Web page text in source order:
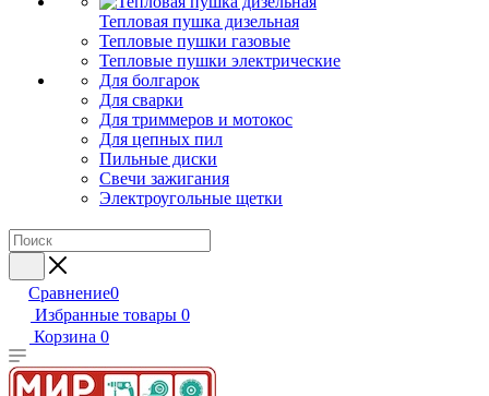
Тепловая пушка дизельная
Тепловые пушки газовые
Тепловые пушки электрические
Для болгарок
Для сварки
Для триммеров и мотокос
Для цепных пил
Пильные диски
Свечи зажигания
Электроугольные щетки
Сравнение0
Избранные товары 0
Корзина 0